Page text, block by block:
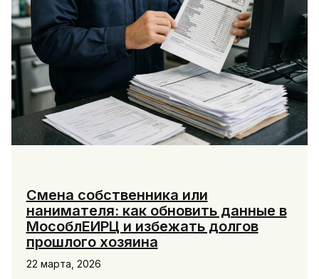
Смена собственника или
нанимателя: как обновить данные в
МособлЕИРЦ и избежать долгов
прошлого хозяина
22 марта, 2026